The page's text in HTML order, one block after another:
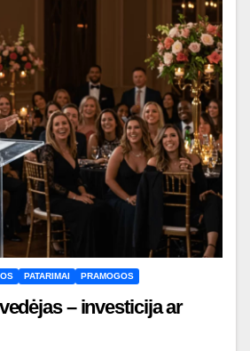
PATARIMAI PRAMOGOS
– investicija ar